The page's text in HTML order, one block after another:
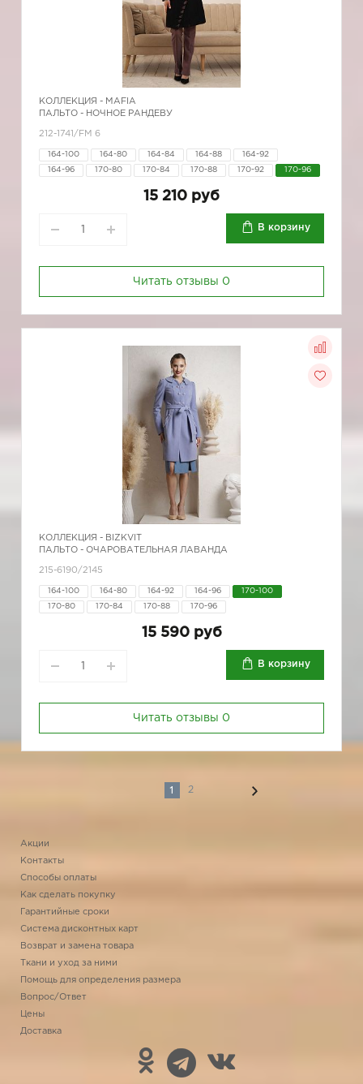
КОЛЛЕКЦИЯ - MAFIA
ПАЛЬТО - НОЧНОЕ РАНДЕВУ
212-1741/FM 6
164-100 164-80 164-84 164-88 164-92
164-96 170-80 170-84 170-88 170-92 170-96
15 210 руб
В корзину
Читать отзывы 0
КОЛЛЕКЦИЯ - BIZKVIT
ПАЛЬТО - ОЧАРОВАТЕЛЬНАЯ ЛАВАНДА
215-6190/2145
164-100 164-80 164-92 164-96 170-100
170-80 170-84 170-88 170-96
15 590 руб
В корзину
Читать отзывы 0
1 2
Акции
Контакты
Способы оплаты
Как сделать покупку
Гарантийные сроки
Система дисконтных карт
Возврат и замена товара
Ткани и уход за ними
Помощь для определения размера
Вопрос/Ответ
Цены
Доставка